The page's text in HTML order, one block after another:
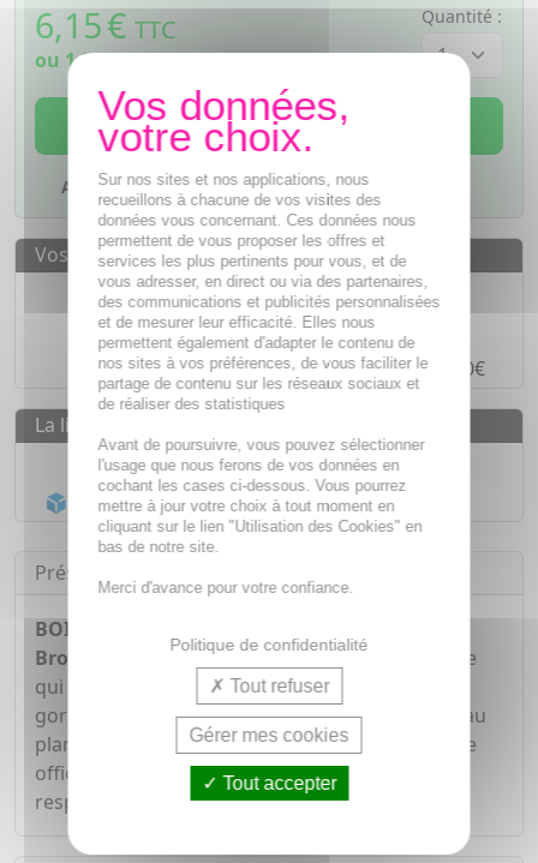
6,15€ TTC
ou 1,54€si 4 fois sans frais
Quantité :
AJOUTER AU PANIER
Ajouter à mes favoris
Vos avantages
Des prixIMBATTABLES
Paiement en ligneSÉCURISÉ
Paiement en4 fois sans fraisà partir de 30€
La livraison
Livraison gratuite dès55€
Acheminement Chronoposten 24h*
Présentation
BOIRON Stodal - Sirop Plantes Nez & Gorge &
Bronches 150mlest un complément alimentaire
qui contribue à soulager en cas d'irritation de la
gorge, du pharynx et des cordes vocales grâce au
plantain lancéolé. Le pin sylvestre et la guimauve
officinale soutiennent la bonne santé des voies
respiratoires.
Sur nos sites et nos applications, nous
recueillons à chacune de vos visites des
données vous concernant. Ces données nous
permettent de vous proposer les offres et
services les plus pertinents pour vous, et de
vous adresser, en direct ou via des partenaires,
des communications et publicités personnalisées
et de mesurer leur efficacité. Elles nous
permettent également d'adapter le contenu de
nos sites à vos préférences, de vous faciliter le
partage de contenu sur les réseaux sociaux et
de réaliser des statistiques
Avant de poursuivre, vous pouvez sélectionner
l'usage que nous ferons de vos données en
cochant les cases ci-dessous. Vous pourrez
mettre à jour votre choix à tout moment en
cliquant sur le lien "Utilisation des Cookies" en
bas de notre site.
Merci d'avance pour votre confiance.
Politique de confidentialité
Tout refuser
Gérer mes cookies
Tout accepter